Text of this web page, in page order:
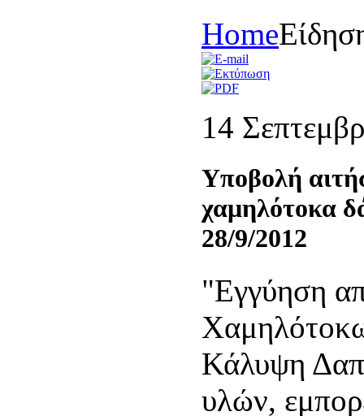
Home
14
Υποβολή
χαμηλότοκα
28/9/2012
"Εγγύηση
Κάλυψη
υλών,